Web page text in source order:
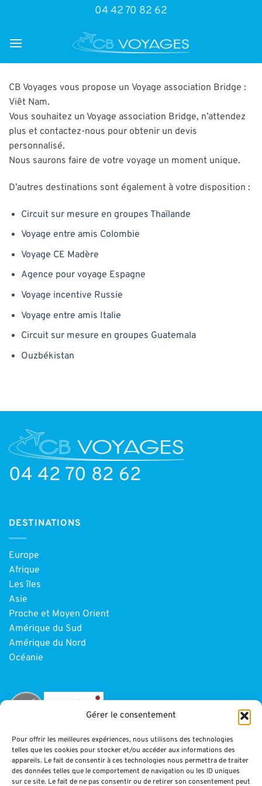
Gérer le consentement
Pour offrir les meilleures expériences, nous utilisons des technologies
telles que les cookies pour stocker et/ou accéder aux informations des
appareils. Le fait de consentir à ces technologies nous permettra de traiter
des données telles que le comportement de navigation ou les ID uniques
sur ce site. Le fait de ne pas consentir ou de retirer son consentement peut
04 42 70 82 62
CB Voyages vous propose un Voyage association Bridge :
Viêt Nam.
Vous souhaitez un Voyage association Bridge, n’attendez
plus et contactez-nous pour obtenir un devis
personnalisé.
Nous saurons faire de votre voyage un moment unique.
D’autres destinations sont également à votre disposition :
Circuit sur mesure en groupes Thaïlande
Voyage entre amis Colombie
Voyage CE Madère
Agence pour voyage Espagne
Voyage incentive Russie
Voyage entre amis Italie
Circuit sur mesure en groupes Guatemala
Ouzbékistan
04 42 70 82 62
DESTINATIONS
Europe
Afrique
Les îles
Asie
Proche et Moyen Orient
Amérique du Sud
Amérique du Nord
Océanie
INFORMATIONS